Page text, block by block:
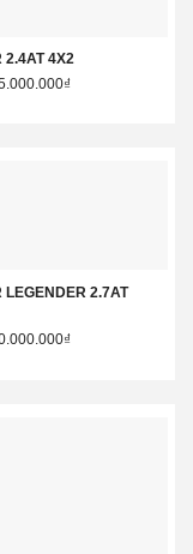
2.4AT 4X2
LEGENDER 2.7AT